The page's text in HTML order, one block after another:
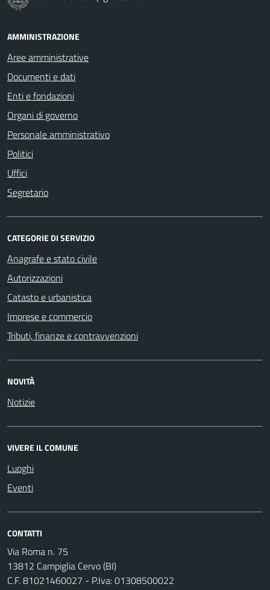
AMMINISTRAZIONE
Aree amministrative
Documenti e dati
Enti e fondazioni
Organi di governo
Personale amministrativo
Politici
Uffici
Segretario
CATEGORIE DI SERVIZIO
Anagrafe e stato civile
Autorizzazioni
Catasto e urbanistica
Imprese e commercio
Tributi, finanze e contravvenzioni
NOVITÀ
Notizie
VIVERE IL COMUNE
Luoghi
Eventi
CONTATTI
Via Roma n. 75
13812 Campiglia Cervo (BI)
C.F. 81021460027 - P.Iva: 01308500022